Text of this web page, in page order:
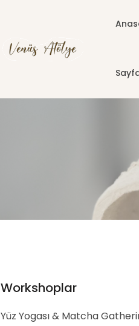
Workshoplar
Yüz Yogası & Matcha